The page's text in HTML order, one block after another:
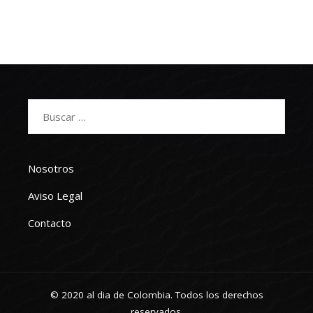
Nosotros
Aviso Legal
Contacto
© 2020 al dia de Colombia. Todos los derechos